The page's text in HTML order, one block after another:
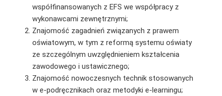
współfinansowanych z EFS we współpracy z
wykonawcami zewnętrznymi;
Znajomość zagadnień związanych z prawem
oświatowym, w tym z reformą systemu oświaty
ze szczególnym uwzględnieniem kształcenia
zawodowego i ustawicznego;
Znajomość nowoczesnych technik stosowanych
w e-podręcznikach oraz metodyki e-learningu;